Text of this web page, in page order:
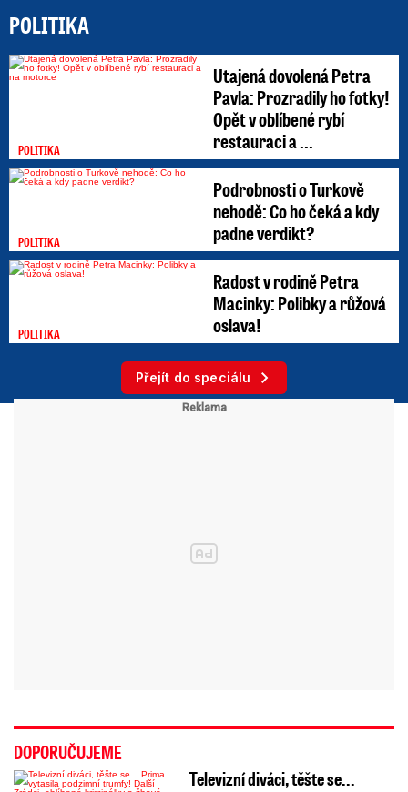
POLITIKA
POLITIKA
Utajená dovolená Petra
Pavla: Prozradily ho fotky!
Opět v oblíbené rybí
restauraci a ...
POLITIKA
Podrobnosti o Turkově
nehodě: Co ho čeká a kdy
padne verdikt?
POLITIKA
Radost v rodině Petra
Macinky: Polibky a růžová
oslava!
Přejít do speciálu
DOPORUČUJEME
Televizní diváci, těšte se...